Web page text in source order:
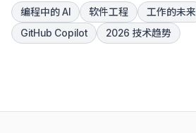
编程中的 AI 软件工程 工作的未来
GitHub Copilot
2026 技术趋势